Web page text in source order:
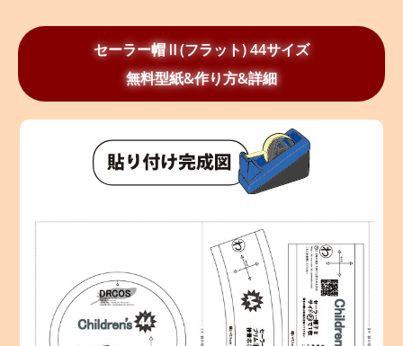
セーラー帽Ⅱ(フラット) 44サイズ
無料型紙&作り方&詳細